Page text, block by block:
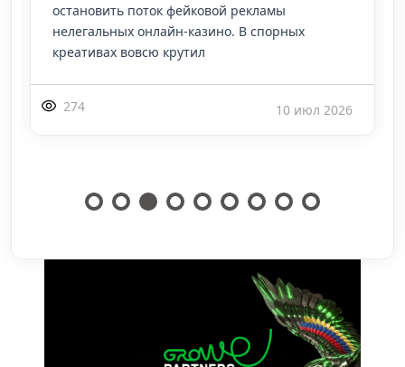
остановить поток фейковой рекламы
нелегальных онлайн-казино. В спорных
креативах вовсю крутил
274 10 июл 2026